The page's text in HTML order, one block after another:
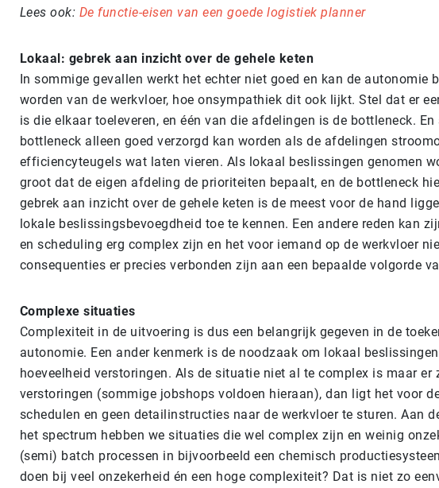
Lees ook: De functie-eisen van een goede logistiek planner
Lokaal: gebrek aan inzicht over de gehele keten
In sommige gevallen werkt het echter niet goed en kan de autonomie
worden van de werkvloer, hoe onsympathiek dit ook lijkt. Stel dat er
is die elkaar toeleveren, en één van die afdelingen is de bottleneck.
bottleneck alleen goed verzorgd kan worden als de afdelingen
efficiencyteugels wat laten vieren. Als lokaal beslissingen genomen
groot dat de eigen afdeling de prioriteiten bepaalt, en de bottleneck
gebrek aan inzicht over de gehele keten is de meest voor de hand
lokale beslissingsbevoegdheid toe te kennen. Een andere reden kan
en scheduling erg complex zijn en het voor iemand op de werkvloer
consequenties er precies verbonden zijn aan een bepaalde volgorde
Complexe situaties
Complexiteit in de uitvoering is dus een belangrijk gegeven in de
autonomie. Een ander kenmerk is de noodzaak om lokaal
hoeveelheid verstoringen. Als de situatie niet al te complex is maar er
verstoringen (sommige jobshops voldoen hieraan), dan ligt het voor
schedulen en geen detailinstructies naar de werkvloer te sturen. Aan
het spectrum hebben we situaties die wel complex zijn en weinig
(semi) batch processen in bijvoorbeeld een chemisch
doen bij veel onzekerheid én een hoge complexiteit? Dat is niet zo